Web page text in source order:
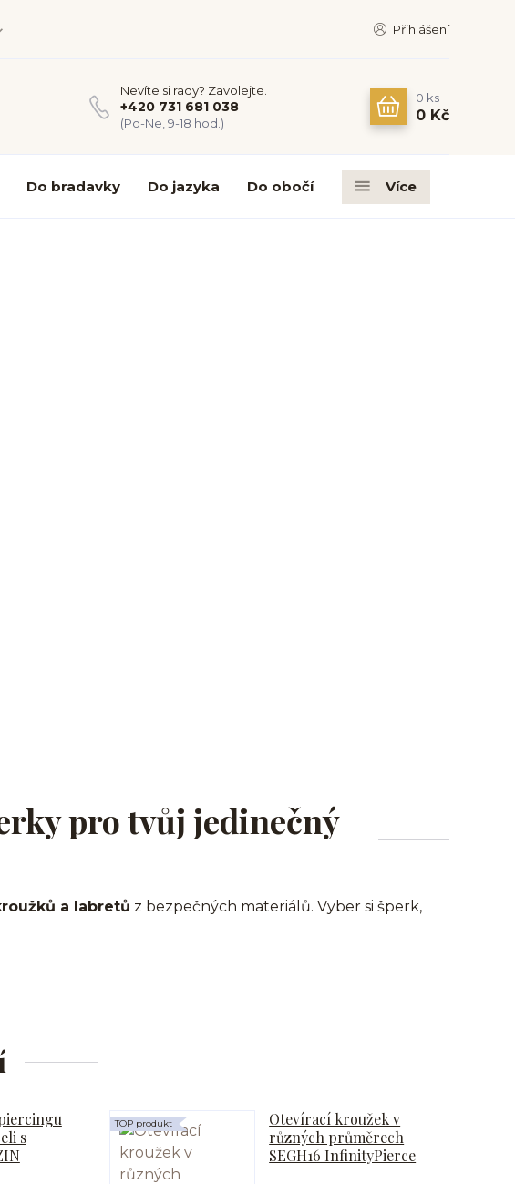
Přihlášení
Nevíte si rady? Zavolejte.
+420 731 681 038
(Po-Ne, 9-18 hod.)
0 ks
0 Kč
Do bradavky Do jazyka Do obočí Více
pro tvůj jedinečný
a labretů z bezpečných materiálů. Vyber si šperk,
s
Otevírací kroužek v
různých průměrech
SEGH16 InfinityPierce
TOP produkt